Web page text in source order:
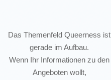
Das Themenfeld Queerness ist
gerade im Aufbau.
Wenn Ihr Informationen zu den
Angeboten wollt,